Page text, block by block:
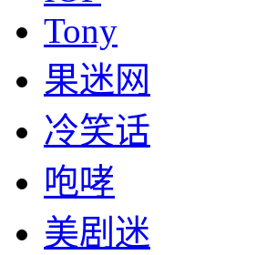
Tony
果迷网
冷笑话
咆哮
美剧迷